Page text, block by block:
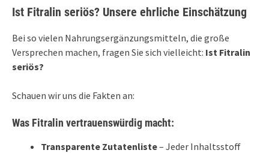
Ist Fitralin seriös? Unsere ehrliche Einschätzung
Bei so vielen Nahrungsergänzungsmitteln, die große
Versprechen machen, fragen Sie sich vielleicht: Ist Fitralin
seriös?
Schauen wir uns die Fakten an:
Was Fitralin vertrauenswürdig macht:
Transparente Zutatenliste– Jeder Inhaltsstoff